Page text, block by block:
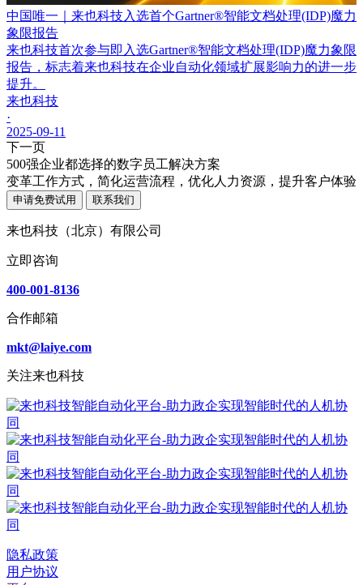
中国唯一｜来也科技入选首个Gartner®智能文档处理(IDP)魔力
象限报告
来也科技首次参与即入选Gartner®智能文档处理(IDP)魔力象限
报告，标志着来也科技在企业自动化领域扩展影响力的进一步
提升。
来也科技
·
2025-09-11
下一页
500强企业都选择的数字员工解决方案
变革工作方式，简化运营流程，优化人力资源，提升客户体验
申请免费试用 联系我们
来也科技（北京）有限公司
立即咨询
400-001-8136
合作邮箱
mkt@laiye.com
关注来也科技
隐私政策
用户协议